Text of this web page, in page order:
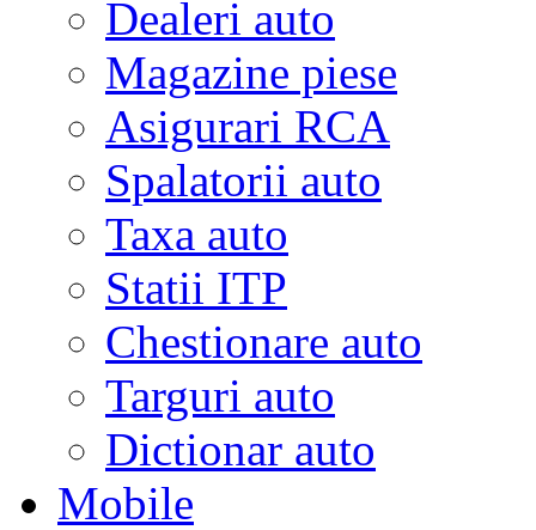
Dealeri auto
Magazine piese
Asigurari RCA
Spalatorii auto
Taxa auto
Statii ITP
Chestionare auto
Targuri auto
Dictionar auto
Mobile